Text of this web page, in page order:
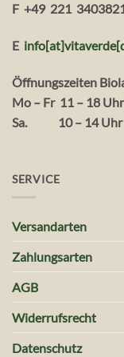
F +49 221
E info[at]vitaverde
Öffnungszeiten
Mo – Fr 11 – 18 Uhr
Sa. 10 – 14 Uhr
SERVICE
Versandarten
Zahlungsarten
AGB
Widerrufsrecht
Datenschutz